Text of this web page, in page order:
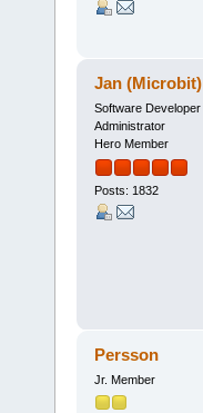
Jan (Microbit)
Software Developer
Administrator
Hero Member
Posts: 1832
Persson
Jr. Member